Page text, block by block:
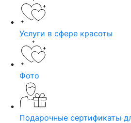
Услуги в сфере красоты
Фото
Подарочные сертификаты